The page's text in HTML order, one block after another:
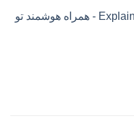
اکانت پرمیوم Explainpaper - همراه هوشمند تو